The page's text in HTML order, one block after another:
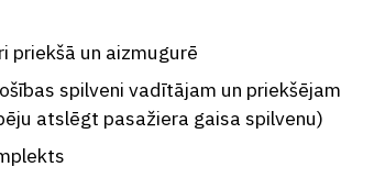
priekšā un aizmugurē
spilveni vadītājam un priekšējam
atslēgt pasažiera gaisa spilvenu)